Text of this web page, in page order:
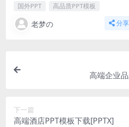
国外PPT
高品质PPT模板
老梦の 分享
高端企业
下一篇
高端酒店PPT模板下载[PPTX]